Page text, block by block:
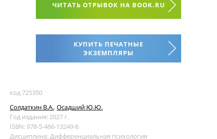
ЧИТАТЬ ОТРЫВОК НА BOOK.RU
КУПИТЬ ПЕЧАТНЫЕ
ЭКЗЕМПЛЯРЫ
код 725350
Солдаткин В.А., Осадший Ю.Ю.
Год издания: 2027 г.
ISBN: 978-5-466-13249-6
Дисциплина:Дифференциальная психология